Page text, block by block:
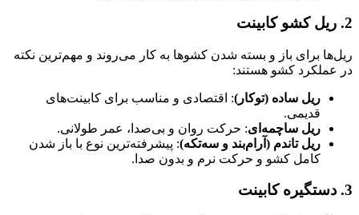
2. ریل کشو کابینت
ریل‌ها برای باز و بسته شدن کشوها به کار می‌روند و مهم‌ترین نکته
در عملکرد کشو هستند:
ریل ساده (توکار): اقتصادی و مناسب برای کابینت‌های
قدیمی.
ریل ساچمه‌ای: حرکت روان و بی‌صدا، عمر طولانی.
ریل تاندم (آرام‌بند و سه‌تکه): پیشرفته‌ترین نوع با باز شدن
کامل کشو و حرکت نرم و بدون صدا.
3. دستگیره کابینت